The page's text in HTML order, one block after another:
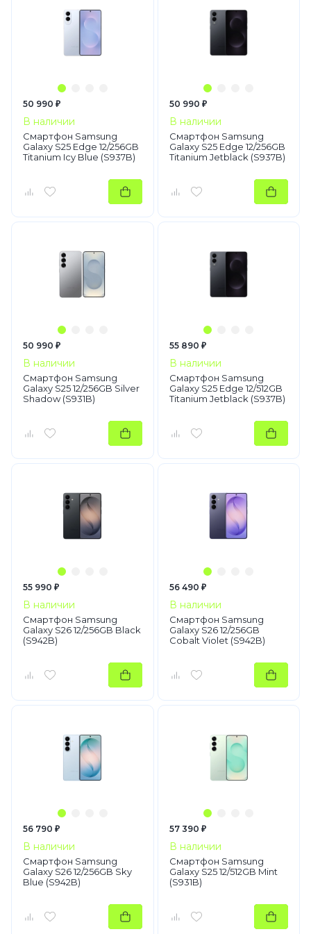
50 990 ₽
В наличии
Смартфон Samsung
Galaxy S25 Edge 12/256GB
Titanium Icy Blue (S937B)
50 990 ₽
В наличии
Смартфон Samsung
Galaxy S25 Edge 12/256GB
Titanium Jetblack (S937B)
50 990 ₽
В наличии
Смартфон Samsung
Galaxy S25 12/256GB Silver
Shadow (S931B)
55 890 ₽
В наличии
Смартфон Samsung
Galaxy S25 Edge 12/512GB
Titanium Jetblack (S937B)
55 990 ₽
В наличии
Смартфон Samsung
Galaxy S26 12/256GB Black
(S942B)
56 490 ₽
В наличии
Смартфон Samsung
Galaxy S26 12/256GB
Cobalt Violet (S942B)
56 790 ₽
В наличии
Смартфон Samsung
Galaxy S26 12/256GB Sky
Blue (S942B)
57 390 ₽
В наличии
Смартфон Samsung
Galaxy S25 12/512GB Mint
(S931B)